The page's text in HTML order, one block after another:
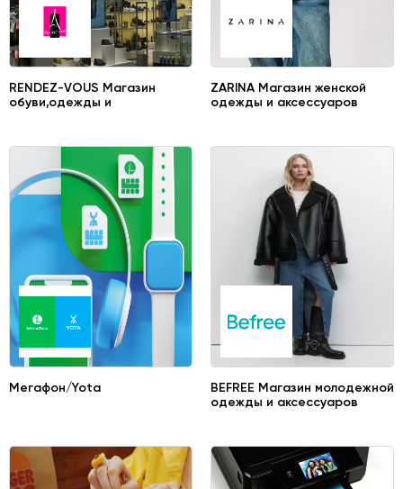
RENDEZ-VOUS Магазин
обуви,одежды и
ZARINA Магазин женской
одежды и аксессуаров
Мегафон/Yota
BEFREE Магазин молодежной
одежды и аксессуаров